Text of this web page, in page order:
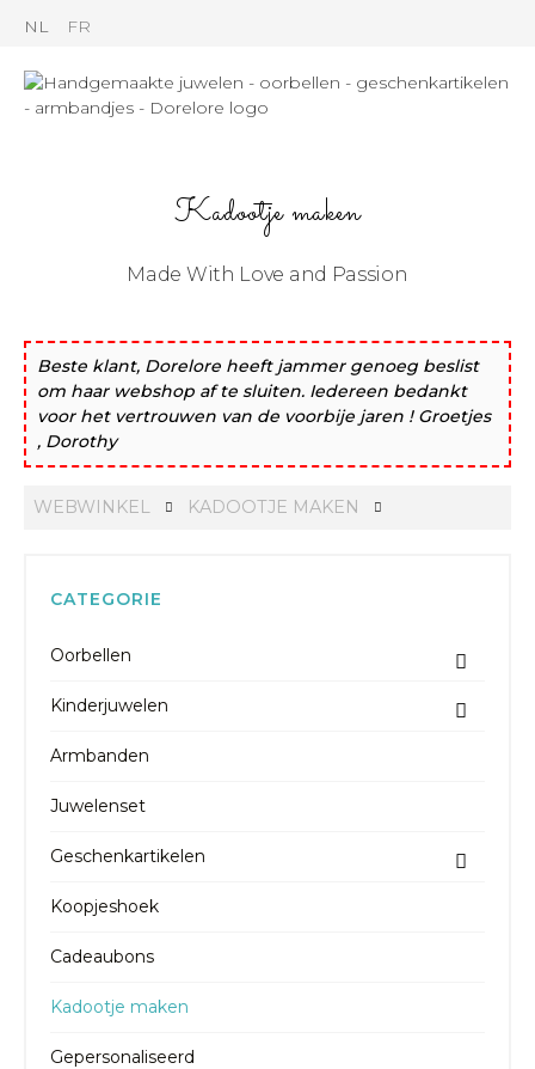
NL FR
Kadootje maken
Made With Love and Passion
Beste klant, Dorelore heeft jammer genoeg beslist
om haar webshop af te sluiten. Iedereen bedankt
voor het vertrouwen van de voorbije jaren ! Groetjes
, Dorothy
WEBWINKEL KADOOTJE MAKEN
CATEGORIE
Oorbellen
Kinderjuwelen
Armbanden
Juwelenset
Geschenkartikelen
Koopjeshoek
Cadeaubons
Kadootje maken
Gepersonaliseerd